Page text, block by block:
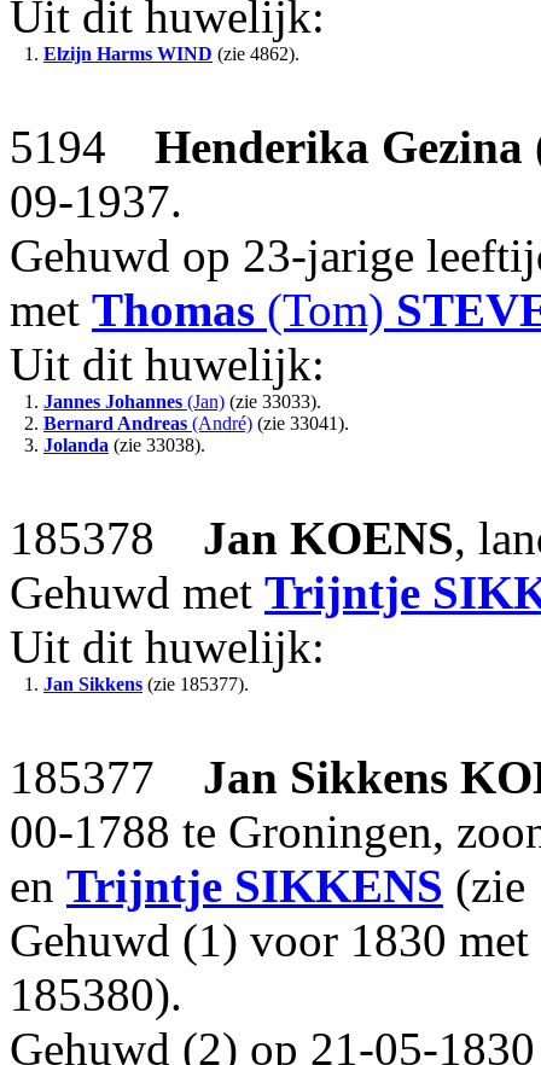
Uit dit huwelijk:
1. Elzijn Harms WIND (zie 4862).
5194 Henderika Gezina
09-1937.
Gehuwd op 23-jarige
met Thomas (Tom)
Uit dit huwelijk:
1. Jannes Johannes (Jan) (zie 33033).
2. Bernard Andreas (André) (zie 33041).
3. Jolanda (zie 33038).
185378 Jan KOENS,
Gehuwd met Trijntje
Uit dit huwelijk:
1. Jan Sikkens (zie 185377).
185377 Jan Sikkens
00-1788 te Groningen,
en Trijntje SIKKENS (zie
Gehuwd (1) voor 1830 met
185380).
Gehuwd (2) op 21-05-